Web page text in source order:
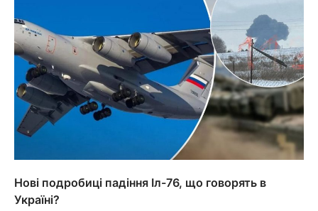
Нові подробиці падіння Іл-76, що говорять в
Україні?